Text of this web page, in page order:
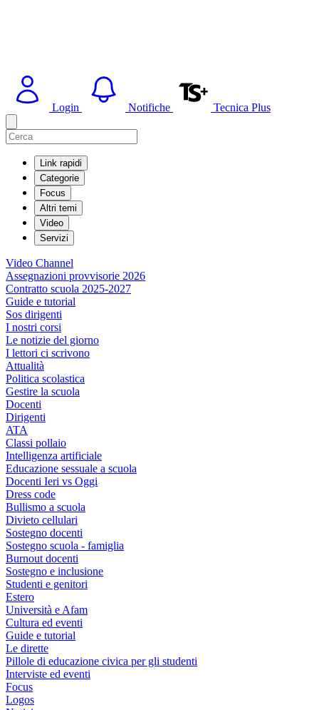
Login Notifiche Tecnica Plus
Link rapidi
Categorie
Focus
Altri temi
Video
Servizi
Video Channel
Assegnazioni provvisorie 2026
Contratto scuola 2025-2027
Guide e tutorial
Sos dirigenti
I nostri corsi
Le notizie del giorno
I lettori ci scrivono
Attualità
Politica scolastica
Gestire la scuola
Docenti
Dirigenti
ATA
Classi pollaio
Intelligenza artificiale
Educazione sessuale a scuola
Docenti Ieri vs Oggi
Dress code
Bullismo a scuola
Divieto cellulari
Sostegno docenti
Sostegno scuola - famiglia
Burnout docenti
Sostegno e inclusione
Studenti e genitori
Estero
Università e Afam
Cultura ed eventi
Guide e tutorial
Le dirette
Pillole di educazione civica per gli studenti
Interviste ed eventi
Focus
Logos